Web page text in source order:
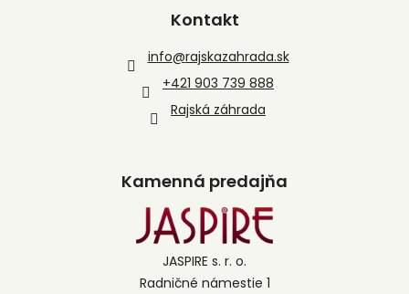
Kontakt
info@rajskazahrada.sk
+421 903 739 888
Rajská záhrada
Kamenná predajňa
JASPIRE s. r. o.
Radničné námestie 1